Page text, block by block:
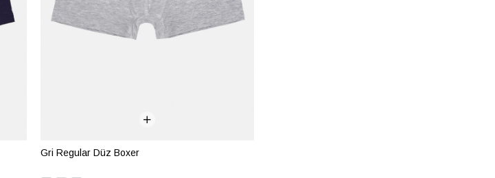
Gri Regular Düz Boxer